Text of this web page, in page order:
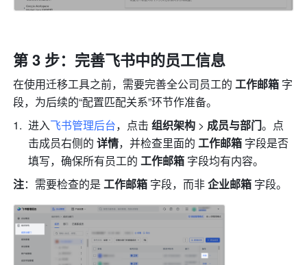
第 3 步：完善飞书中的员工信息
在使用迁移工具之前，需要完善全公司员工的 工作邮箱 字
段，为后续的“配置匹配关系”环节作准备。
进入飞书管理后台，点击 组织架构 > 成员与部门。点
击成员右侧的 详情，并检查里面的 工作邮箱 字段是否
填写，确保所有员工的 工作邮箱 字段均有内容。
注：需要检查的是 工作邮箱 字段，而非 企业邮箱 字段。